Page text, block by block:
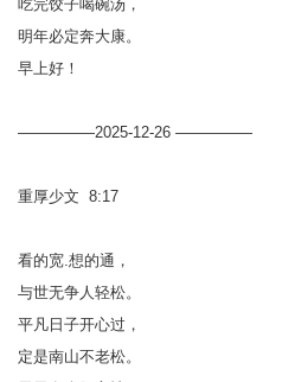
吃完饺子喝碗汤，
明年必定奔大康。
早上好！
—————2025-12-26 —————
重厚少文 8:17
看的宽.想的通，
与世无争人轻松。
平凡日子开心过，
定是南山不老松。